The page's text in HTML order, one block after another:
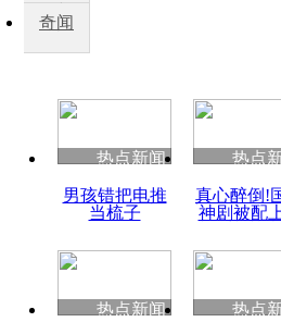
因
度苗族花山节
魂
秀
奇闻
热点新闻
男孩错把电推
当梳子
热点
真心醉倒!
神剧被配
热点新闻
热点